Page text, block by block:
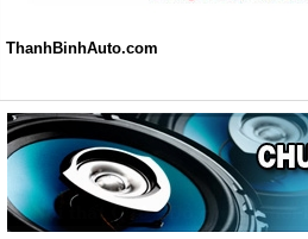
ThanhBinhAuto.com